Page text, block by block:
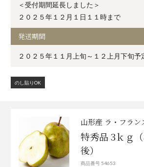
＜受付期間延長しました＞
２０２５年１２月１日１１時まで
発送期間
２０２５年１１月上旬～１２上月下旬予
のし貼りOK
山形産 ラ・フラン
特秀品 3ｋｇ
後）
商品番号 54653